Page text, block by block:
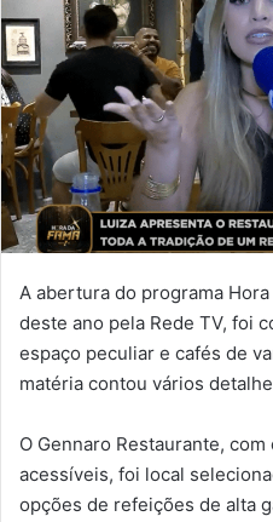
A abertura do programa
deste ano pela Rede TV, foi
espaço peculiar e cafés de
matéria contou vários
O Gennaro Restaurante,
acessíveis, foi local
opções de refeições de alta